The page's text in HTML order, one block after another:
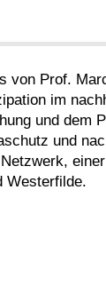
von Prof.
im
und dem
und
Westerfilde.